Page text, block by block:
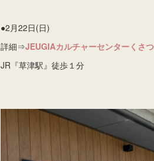
●2月22日(日)
詳細⇒JEUGIAカルチャーセンターくさ
JR『草津駅』徒歩１分